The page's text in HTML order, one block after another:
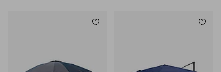
Tilføj til favoritter